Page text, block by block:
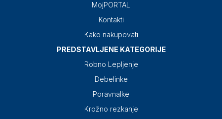
MojPORTAL
Kontakti
Kako nakupovati
PREDSTAVLJENE KATEGORIJE
Robno Lepljenje
Debelinke
Poravnalke
Krožno rezkanje